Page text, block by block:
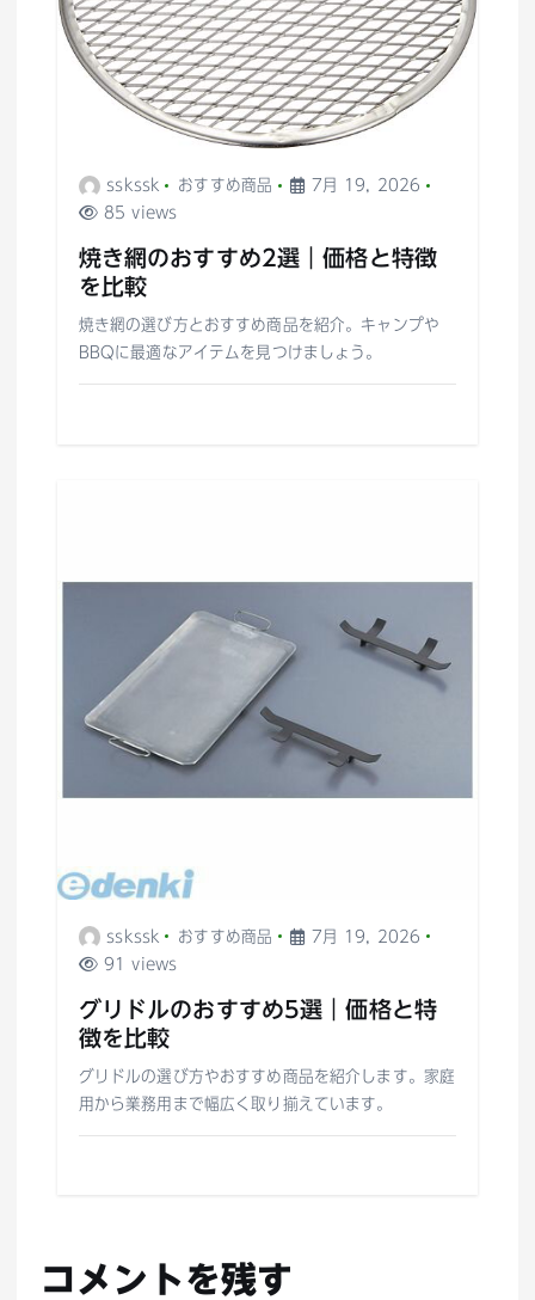
sskssk おすすめ商品
7月 19, 2026
85 views
焼き網のおすすめ2選｜価格と特徴
を比較
焼き網の選び方とおすすめ商品を紹介。キャンプや
BBQに最適なアイテムを見つけましょう。
sskssk おすすめ商品
7月 19, 2026
91 views
グリドルのおすすめ5選｜価格と特
徴を比較
グリドルの選び方やおすすめ商品を紹介します。家庭
用から業務用まで幅広く取り揃えています。
コメントを残す